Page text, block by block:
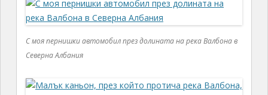
С моя пернишки автомобил през долината на река Валбона в
Северна Албания